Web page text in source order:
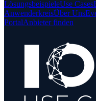
LösungsbeispieleUse Cases
AnwenderkreisÜber Uns
PortalAnbieter finden